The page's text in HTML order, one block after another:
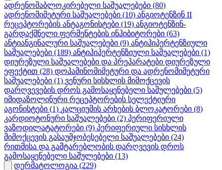
ადრენომაბლოკირებელი საშუალებები (80)
ადრენომიმეტური საშუალებები (10) ანგიოტენზინ II
რეცეპტორების ანტაგონისტები (19) ანგიოტენზინ-
გარდაქმნელი ფერმენტების ინჰიბიტორები (63)
ანტიანგინალური საშუალებები (9) ანტიჰიპერტენზიული
საშუალებები (189) ანტიჰიპერტენზიული საშუალებები (1)
დიურეზული საშუალებები და პრეპარატები დიურეზული
ეფექტით (28) დოპამინომიმეტური და ადრენომიმეტური
საშუალებები (1) ვენური სისხლის მიმოქცევის
დარღვევების დროს გამოსაყენებელი საშულებები (5)
იმიდაზოლინური რეცეპტორების სელექტიური
აგონისტები (1) კალციუმის არხების ბლოკატორები (8)
კარდიოტონური საშუალებები (2) პერიფერიული
ვაზოდილატატორები (9) პერიფერიული სისხლის
მიმოქცევის გასაუმჯობესებელი საშუალებები (24)
რითმისა და გამტარებლობის დარღვევის დროს
გამოსაყენებელი საშულებები (13)
დერმატოლოგია (229)